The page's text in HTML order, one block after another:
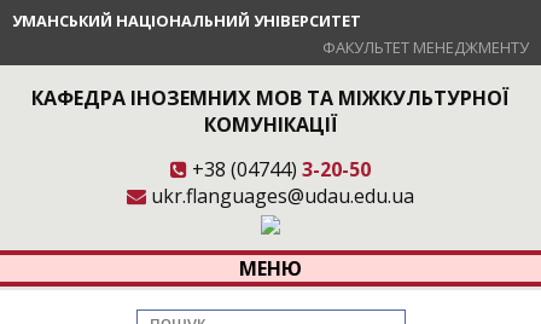
УМАНСЬКИЙ НАЦІОНАЛЬНИЙ УНІВЕРСИТЕТ
ФАКУЛЬТЕТ МЕНЕДЖМЕНТУ
КАФЕДРА ІНОЗЕМНИХ МОВ ТА МІЖКУЛЬТУРНОЇ
КОМУНІКАЦІЇ
+38 (04744) 3-20-50
ukr.flanguages@udau.edu.ua
МЕНЮ